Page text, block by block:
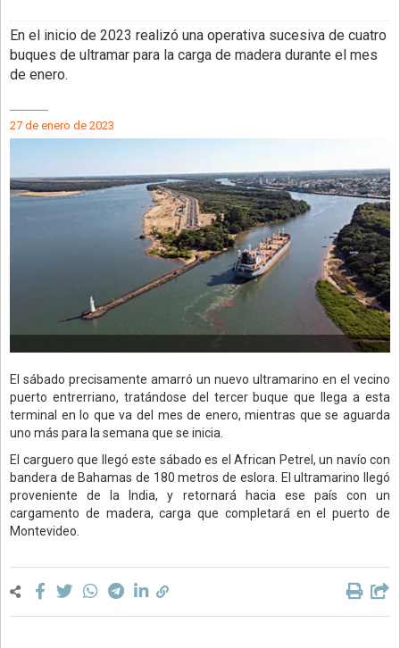
En el inicio de 2023 realizó una operativa sucesiva de cuatro
buques de ultramar para la carga de madera durante el mes
de enero.
27 de enero de 2023
El sábado precisamente amarró un nuevo ultramarino en el vecino
puerto entrerriano, tratándose del tercer buque que llega a esta
terminal en lo que va del mes de enero, mientras que se aguarda
uno más para la semana que se inicia.
El carguero que llegó este sábado es el African Petrel, un navío con
bandera de Bahamas de 180 metros de eslora. El ultramarino llegó
proveniente de la India, y retornará hacia ese país con un
cargamento de madera, carga que completará en el puerto de
Montevideo.